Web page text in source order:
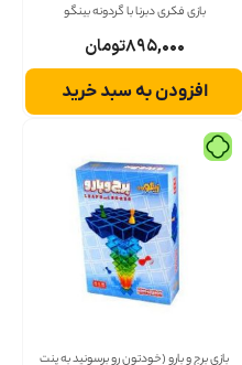
بازی فکری دبرنا با گردونه بینگو
۸۹۵,۰۰۰تومان
افزودن به سبد خرید
بازی برج و بارو (خودتون رو برسونید به پنت